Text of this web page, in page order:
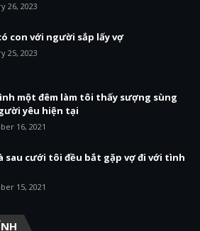
26, 2023
con với người sắp lấy vợ
25, 2023
một đêm làm tôi thấy sượng sùng
yêu hiện tại
16, 2021
sau cưới tôi đều bắt gặp vợ đi với tình
15, 2021